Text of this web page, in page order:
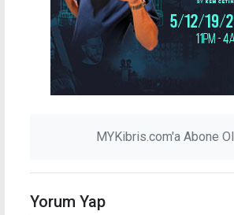
MYKibris.com'a Abone Ol
Yorum Yap